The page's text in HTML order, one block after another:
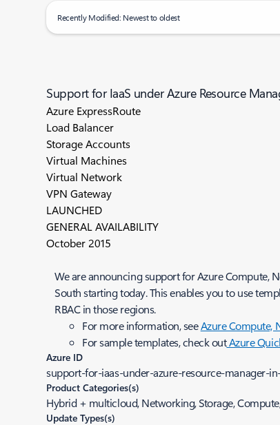
Recently Modified: Newest to oldest
Support for IaaS under Azure Resource
Azure ExpressRoute
Load Balancer
Storage Accounts
Virtual Machines
Virtual Network
VPN Gateway
LAUNCHED
GENERAL AVAILABILITY
October 2015
We are announcing support for Azure Compute,
South starting today. This enables you to use
RBAC in those regions.
For more information, seeAzure Compute,
For sample templates, check outAzure
Azure ID
support-for-iaas-under-azure-resource-manager-
Product Categories(s)
Hybrid + multicloud, Networking, Storage,
Update Types(s)